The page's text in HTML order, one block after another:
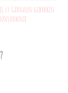
// Garnalen gebakken